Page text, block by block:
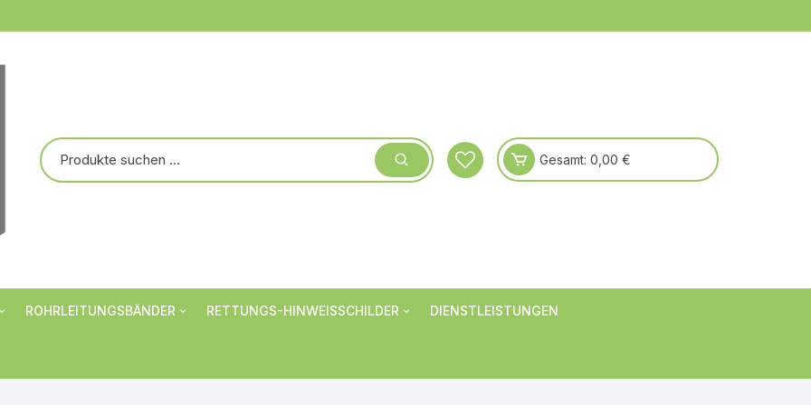
Gesamt: 0,00 €
ROHRLEITUNGSBÄNDER RETTUNGS-HINWEISSCHILDER DIENSTLEISTUNGEN